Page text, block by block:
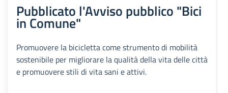
Pubblicato l'Avviso pubblico "Bici
in Comune"
Promuovere la bicicletta come strumento di mobilità
sostenibile per migliorare la qualità della vita delle città
e promuovere stili di vita sani e attivi.